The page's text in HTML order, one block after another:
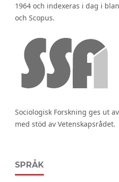
1964 och indexeras i dag i
och Scopus.
Sociologisk Forskning ges ut
med stöd av Vetenskapsrådet.
SPRÅK